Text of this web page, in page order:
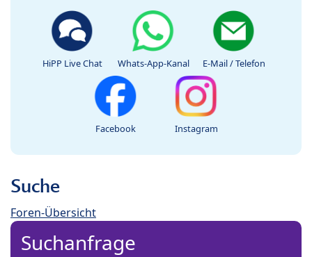
HiPP Live Chat Whats-App-Kanal E-Mail / Telefon
Facebook Instagram
Suche
Foren-Übersicht
Suchanfrage